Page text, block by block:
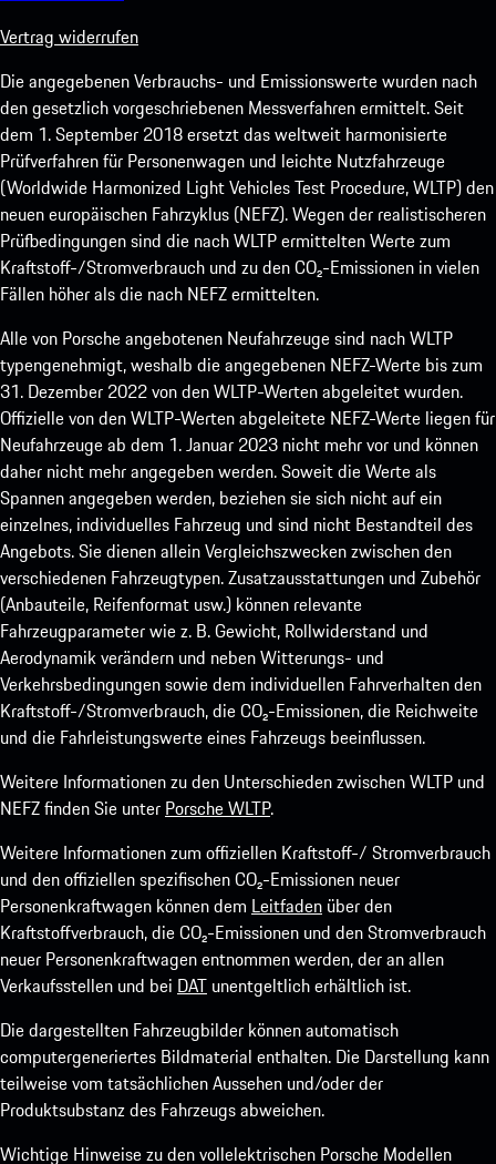
Vertrag widerrufen
Die angegebenen Verbrauchs- und Emissionswerte wurden nach
den gesetzlich vorgeschriebenen Messverfahren ermittelt. Seit
dem 1. September 2018 ersetzt das weltweit harmonisierte
Prüfverfahren für Personenwagen und leichte Nutzfahrzeuge
(Worldwide Harmonized Light Vehicles Test Procedure, WLTP) den
neuen europäischen Fahrzyklus (NEFZ). Wegen der realistischeren
Prüfbedingungen sind die nach WLTP ermittelten Werte zum
Kraftstoff-/Stromverbrauch und zu den CO₂-Emissionen in vielen
Fällen höher als die nach NEFZ ermittelten.
Alle von Porsche angebotenen Neufahrzeuge sind nach WLTP
typengenehmigt, weshalb die angegebenen NEFZ-Werte bis zum
31. Dezember 2022 von den WLTP-Werten abgeleitet wurden.
Offizielle von den WLTP-Werten abgeleitete NEFZ-Werte liegen für
Neufahrzeuge ab dem 1. Januar 2023 nicht mehr vor und können
daher nicht mehr angegeben werden. Soweit die Werte als
Spannen angegeben werden, beziehen sie sich nicht auf ein
einzelnes, individuelles Fahrzeug und sind nicht Bestandteil des
Angebots. Sie dienen allein Vergleichszwecken zwischen den
verschiedenen Fahrzeugtypen. Zusatzausstattungen und Zubehör
(Anbauteile, Reifenformat usw.) können relevante
Fahrzeugparameter wie z. B. Gewicht, Rollwiderstand und
Aerodynamik verändern und neben Witterungs- und
Verkehrsbedingungen sowie dem individuellen Fahrverhalten den
Kraftstoff-/Stromverbrauch, die CO₂-Emissionen, die Reichweite
und die Fahrleistungswerte eines Fahrzeugs beeinflussen.
Weitere Informationen zu den Unterschieden zwischen WLTP und
NEFZ finden Sie unter Porsche WLTP.
Weitere Informationen zum offiziellen Kraftstoff-/ Stromverbrauch
und den offiziellen spezifischen CO₂-Emissionen neuer
Personenkraftwagen können dem Leitfaden über den
Kraftstoffverbrauch, die CO₂-Emissionen und den Stromverbrauch
neuer Personenkraftwagen entnommen werden, der an allen
Verkaufsstellen und bei DAT unentgeltlich erhältlich ist.
Die dargestellten Fahrzeugbilder können automatisch
computergeneriertes Bildmaterial enthalten. Die Darstellung kann
teilweise vom tatsächlichen Aussehen und/oder der
Produktsubstanz des Fahrzeugs abweichen.
Wichtige Hinweise zu den vollelektrischen Porsche Modellen